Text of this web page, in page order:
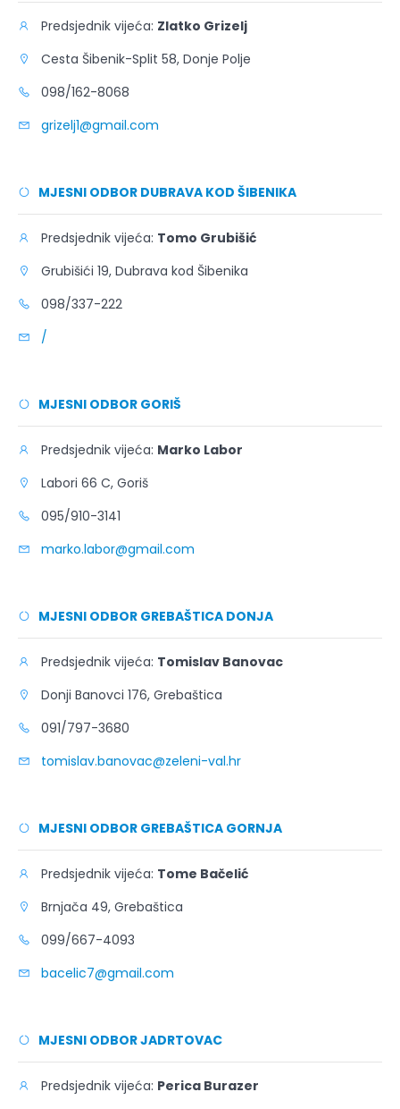
Predsjednik vijeća: Zlatko Grizelj
Cesta Šibenik-Split 58, Donje Polje
098/162-8068
grizelj1@gmail.com
MJESNI ODBOR DUBRAVA KOD ŠIBENIKA
Predsjednik vijeća: Tomo Grubišić
Grubišići 19, Dubrava kod Šibenika
098/337-222
/
MJESNI ODBOR GORIŠ
Predsjednik vijeća: Marko Labor
Labori 66 C, Goriš
095/910-3141
marko.labor@gmail.com
MJESNI ODBOR GREBAŠTICA DONJA
Predsjednik vijeća: Tomislav Banovac
Donji Banovci 176, Grebaštica
091/797-3680
tomislav.banovac@zeleni-val.hr
MJESNI ODBOR GREBAŠTICA GORNJA
Predsjednik vijeća: Tome Bačelić
Brnjača 49, Grebaštica
099/667-4093
bacelic7@gmail.com
MJESNI ODBOR JADRTOVAC
Predsjednik vijeća: Perica Burazer